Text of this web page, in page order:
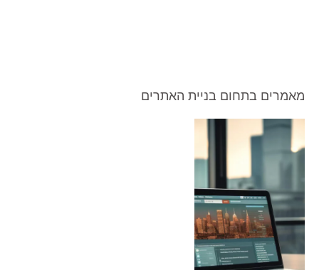
מאמרים בתחום בניית האתרים